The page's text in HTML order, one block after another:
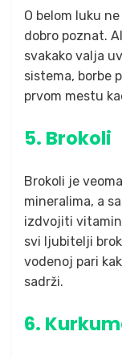
O belom luku
dobro poznat.
svakako valja
sistema, borbe
prvom mestu
5. Brokoli
Brokoli je
mineralima, a
izdvojiti vitamin
svi ljubitelji
vodenoj pari
sadrži.
6.